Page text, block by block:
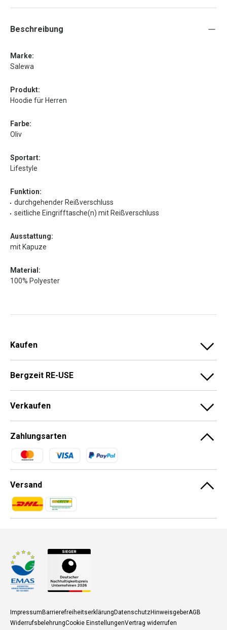
Beschreibung
Marke:
Salewa
Produkt:
Hoodie für Herren
Farbe:
Oliv
Sportart:
Lifestyle
Funktion:
durchgehender Reißverschluss
seitliche Eingrifftasche(n) mit Reißverschluss
Ausstattung:
mit Kapuze
Material:
100% Polyester
Kaufen
Bergzeit RE-USE
Verkaufen
Zahlungsarten
Zahlungsmethoden
Versand
Zahlungsmethoden
Zahlungsmethoden
ImpressumBarrierefreiheitserklärungDatenschutzHinweisgeberAGB
WiderrufsbelehrungCookie EinstellungenVertrag widerrufen